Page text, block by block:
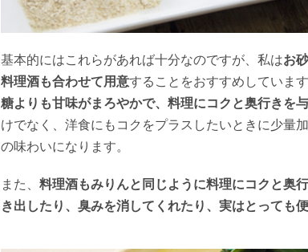
基本的にはこれらがあれば十分なのですが、私はお
料理酒も合わせて用意することをおすすめしていま
糖よりも甘味がまろやかで、料理にコクと奥行きを
けでなく、洋食にもコクをプラスしたいときに少量
の味わいになります。
また、 料理酒もみりんと同じように料理にコクと奥
き出したり、臭みを消してくれたり、実はとっても